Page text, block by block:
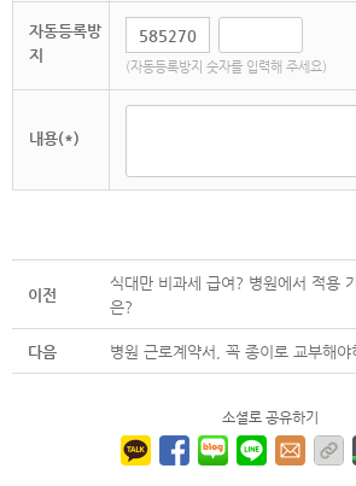
자동등록방
지
(자동등록방지 숫자를 입력해 주세요)
내용(*)
이전
식대만 비과세 급여? 병원에서 적용
은?
다음 병원 근로계약서, 꼭 종이로 교부해야
소셜로 공유하기